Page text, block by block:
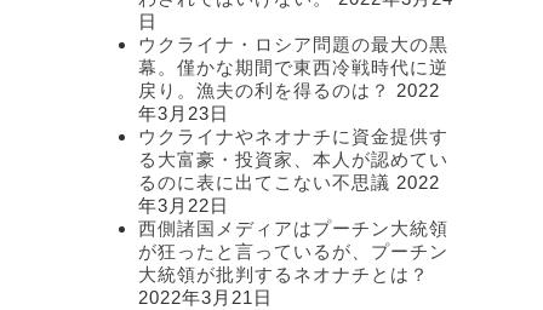
日
ウクライナ・ロシア問題の最大の黒
幕。僅かな期間で東西冷戦時代に逆
戻り。漁夫の利を得るのは？
2022
年3月23日
ウクライナやネオナチに資金提供す
る大富豪・投資家、本人が認めてい
るのに表に出てこない不思議 2022
年3月22日
西側諸国メディアはプーチン大統領
が狂ったと言っているが、プーチン
大統領が批判するネオナチとは？
2022年3月21日